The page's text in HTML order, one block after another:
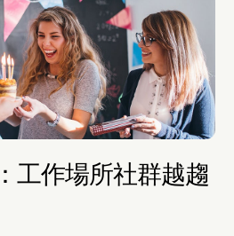
工作場所社群越趨